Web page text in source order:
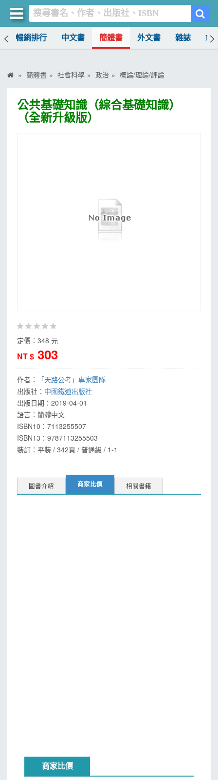
暢銷排行 中文書 簡體書 外文書 雜誌
簡體書 社會科學 政治 概論/理論/評論
公共基礎知識（綜合基礎知識）
（全新升級版）
定價： 348 元
NT $ 303
作者：
「天路公考」專家團隊
出版社： 中國鐵道出版社
出版日期： 2019-04-01
語言： 簡體中文
ISBN10：7113255507
ISBN13： 9787113255503
裝訂：平裝 / 342頁 / 普通級 / 1-1
圖書介紹 商家比價 相關書籍
商家比價
買書網
首頁
書店暢銷榜